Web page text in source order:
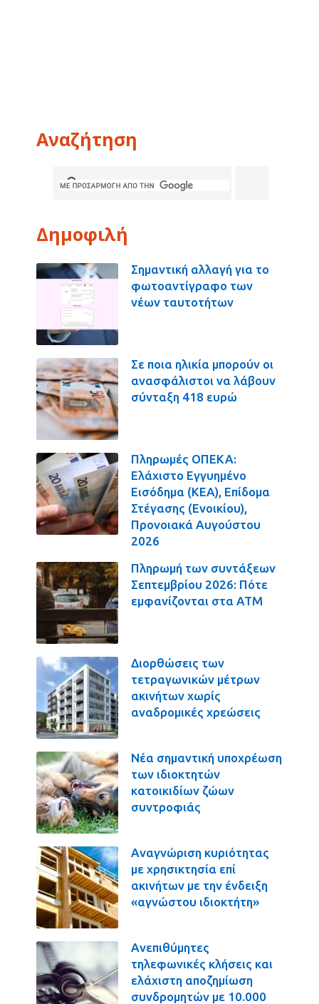
Αναζήτηση
Δημοφιλή
Σημαντική αλλαγή για το
φωτοαντίγραφο των
νέων ταυτοτήτων
Σε ποια ηλικία μπορούν οι
ανασφάλιστοι να λάβουν
σύνταξη 418 ευρώ
Πληρωμές ΟΠΕΚΑ:
Ελάχιστο Εγγυημένο
Εισόδημα (ΚΕΑ), Επίδομα
Στέγασης (Ενοικίου),
Προνοιακά Αυγούστου
2026
Πληρωμή των συντάξεων
Σεπτεμβρίου 2026: Πότε
εμφανίζονται στα ΑΤΜ
Διορθώσεις των
τετραγωνικών μέτρων
ακινήτων χωρίς
αναδρομικές χρεώσεις
Νέα σημαντική υποχρέωση
των ιδιοκτητών
κατοικιδίων ζώων
συντροφιάς
Αναγνώριση κυριότητας
με χρησικτησία επί
ακινήτων με την ένδειξη
«αγνώστου ιδιοκτήτη»
Ανεπιθύμητες
τηλεφωνικές κλήσεις και
ελάχιστη αποζημίωση
συνδρομητών με 10.000